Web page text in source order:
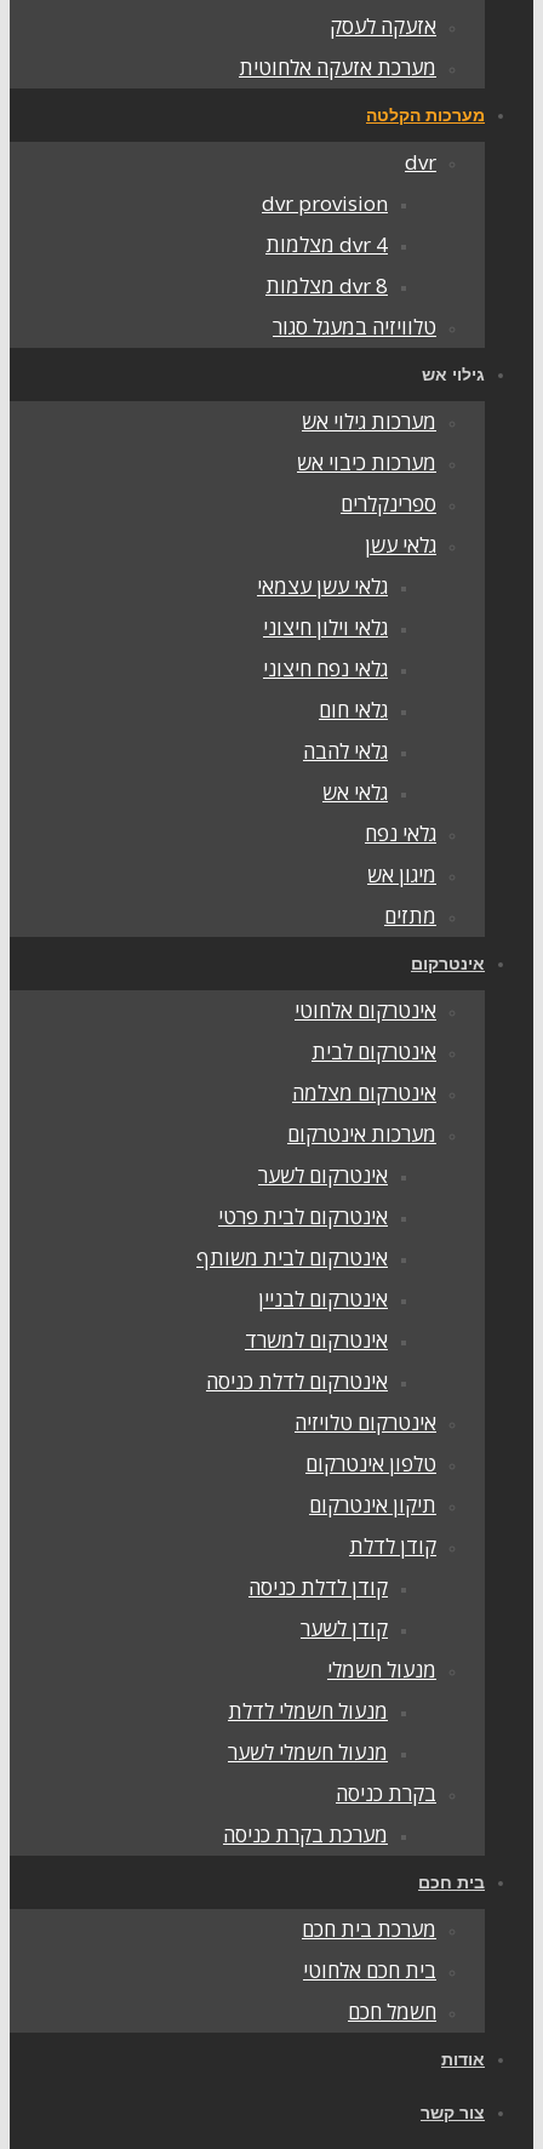
אזעקה לעסק
מערכת אזעקה אלחוטית
מערכות הקלטה
dvr
dvr provision
dvr 4 מצלמות
dvr 8 מצלמות
טלוויזיה במעגל סגור
גילוי אש
מערכות גילוי אש
מערכות כיבוי אש
ספרינקלרים
גלאי עשן
גלאי עשן עצמאי
גלאי וילון חיצוני
גלאי נפח חיצוני
גלאי חום
גלאי להבה
גלאי אש
גלאי נפח
מיגון אש
מתזים
אינטרקום
אינטרקום אלחוטי
אינטרקום לבית
אינטרקום מצלמה
מערכות אינטרקום
אינטרקום לשער
אינטרקום לבית פרטי
אינטרקום לבית משותף
אינטרקום לבניין
אינטרקום למשרד
אינטרקום לדלת כניסה
אינטרקום טלויזיה
טלפון אינטרקום
תיקון אינטרקום
קודן לדלת
קודן לדלת כניסה
קודן לשער
מנעול חשמלי
מנעול חשמלי לדלת
מנעול חשמלי לשער
בקרת כניסה
מערכת בקרת כניסה
בית חכם
מערכת בית חכם
בית חכם אלחוטי
חשמל חכם
אודות
צור קשר